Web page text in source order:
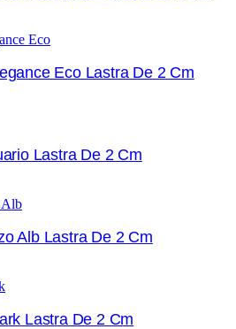
Eco Lastra De 2 Cm
Lastra De 2 Cm
Alb Lastra De 2 Cm
Lastra De 2 Cm